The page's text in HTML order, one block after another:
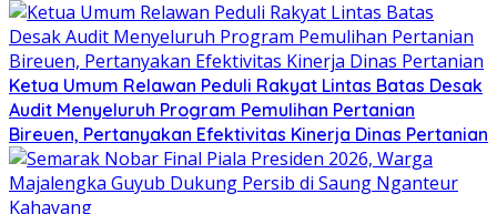
Ketua Umum Relawan Peduli Rakyat Lintas Batas Desak
Audit Menyeluruh Program Pemulihan Pertanian
Bireuen, Pertanyakan Efektivitas Kinerja Dinas Pertanian